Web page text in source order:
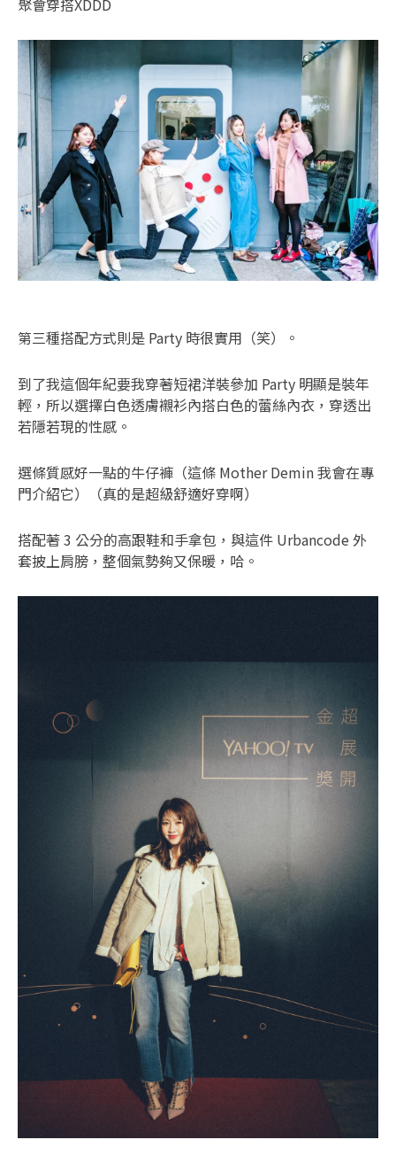
聚會穿搭XDDD
第三種搭配方式則是 Party 時很實用（笑）。
到了我這個年紀要我穿著短裙洋裝參加 Party 明顯是裝年
輕，所以選擇白色透膚襯衫內搭白色的蕾絲內衣，穿透出
若隱若現的性感。
選條質感好一點的牛仔褲（這條 Mother Demin 我會在專
門介紹它）（真的是超級舒適好穿啊）
搭配著 3 公分的高跟鞋和手拿包，與這件 Urbancode 外
套披上肩膀，整個氣勢夠又保暖，哈。